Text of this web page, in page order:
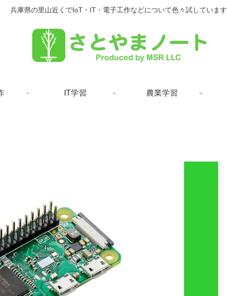
兵庫県の里山近くでIoT・IT・電子工作などについて色々試しています
IT学習 農業学習